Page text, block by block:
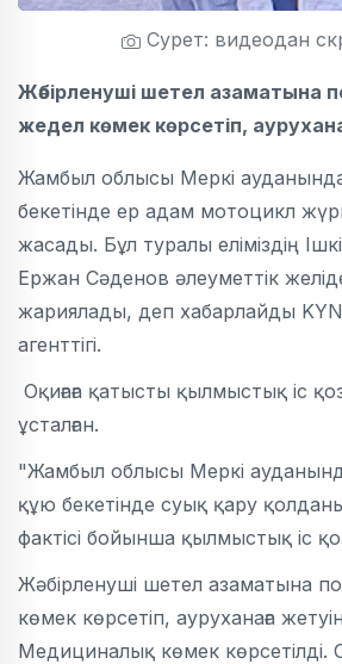
Сурет: видеодан
Жәбірленуші шетел азаматына
жедел көмек көрсетіп,
Жамбыл облысы Меркі
бекетінде ер адам мотоцикл
жасады. Бұл туралы еліміздің
Ержан Сәденов әлеуметтік
жариялады, деп хабарлайды
агенттігі.
Оқиғаға қатысты қылмыстық іс
ұсталған.
"Жамбыл облысы Меркі
құю бекетінде суық қару
фактісі бойынша қылмыстық іс
Жәбірленуші шетел азаматына
көмек көрсетіп, ауруханаға
Медициналық көмек көрсетілді.